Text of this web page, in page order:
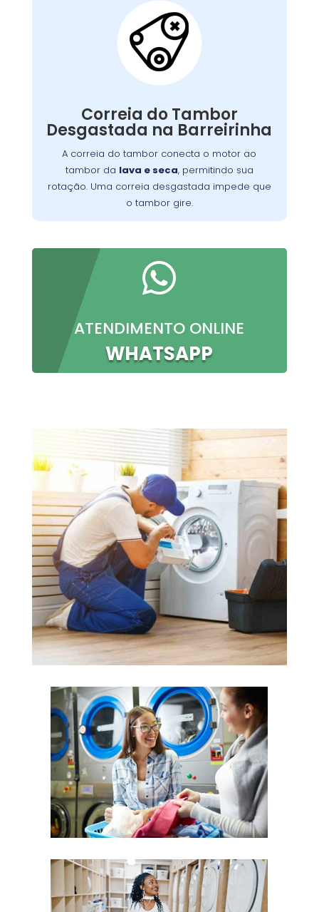
Correia do Tambor
Desgastada na Barreirinha
A correia do tambor conecta o motor ao
tambor da lava e seca, permitindo sua
rotação. Uma correia desgastada impede que
o tambor gire.
Correia do Tambor
Desgastada:
correia do tambor
conecta o motor ao
máquina de lavar
giro. Com o tempo, pode se desgastar, perder
que não gira, ruídos estranhos ou ciclos
incompletos.
Substituir a correia desgastada é
essencial para o funcionamento eficiente da
máquina
. Verifique periodicamente e consulte
um técnico para a troca adequada, garantindo
maior durabilidade do equipamento

ATENDIMENTO ONLINE
WHATSAPP